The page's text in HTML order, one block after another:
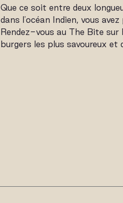
Que ce soit entre deux
dans l'océan Indien, vous
Rendez-vous au The Bite sur
burgers les plus savoureux